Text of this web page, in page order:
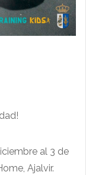
al 3 de
Ajalvir.